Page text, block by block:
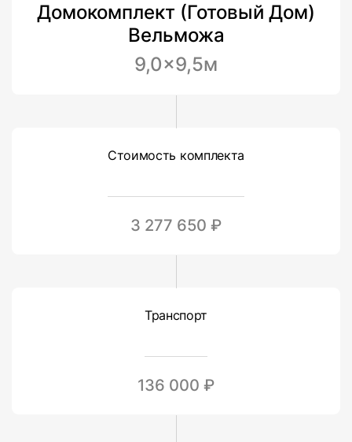
Домокомплект (Готовый Дом)
Вельможа
9,0×9,5м
Стоимость комплекта
3 277 650 ₽
Транспорт
136 000 ₽